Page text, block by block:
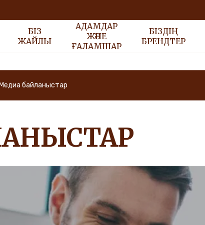
БІЗ
ЖАЙЛЫ
АДАМДАР
ЖӘНЕ
ҒАЛАМШАР
БІЗДІҢ
БРЕНДТЕР
Медиа байланыстар